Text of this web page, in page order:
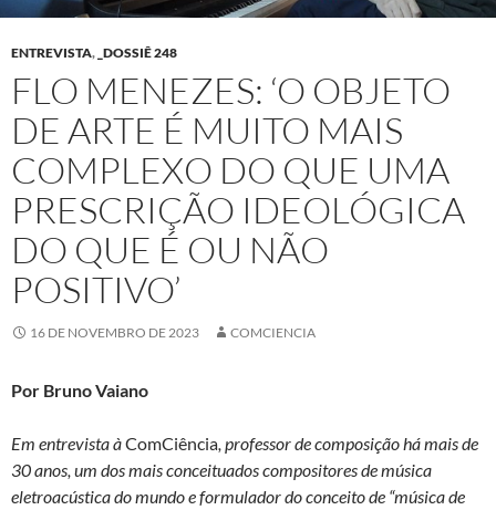
ENTREVISTA, _DOSSIÊ 248
FLO MENEZES: ‘O OBJETO
DE ARTE É MUITO MAIS
COMPLEXO DO QUE UMA
PRESCRIÇÃO IDEOLÓGICA
DO QUE É OU NÃO
POSITIVO’
16 DE NOVEMBRO DE 2023 COMCIENCIA
Por Bruno Vaiano
Em entrevista àComCiência, professor de composição há mais de
30 anos, um dos mais conceituados compositores de música
eletroacústica do mundo e formulador do conceito de “música de